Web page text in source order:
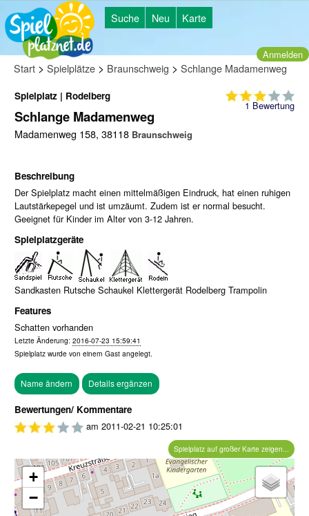
Suche Neu Karte
Anmelden
Start > Spielplätze > Braunschweig > Schlange Madamenweg
1Bewertung
Spielplatz | Rodelberg
Schlange Madamenweg
Madamenweg 158, 38118 Braunschweig
Beschreibung
Der Spielplatz macht einen mittelmäßigen Eindruck, hat einen ruhigen
Lautstärkepegel und ist umzäumt. Zudem ist er normal besucht.
Geeignet für Kinder im Alter von 3-12 Jahren.
Spielplatzgeräte
Sandkasten Rutsche Schaukel Klettergerät Rodelberg Trampolin
Features
Schatten vorhanden
Letzte Änderung: 2016-07-23 15:59:41
Spielplatz wurde von einem Gast angelegt.
Bewertungen/ Kommentare
am 2011-02-21 10:25:01
Spielplatz auf großer Karte zeigen...
+
−